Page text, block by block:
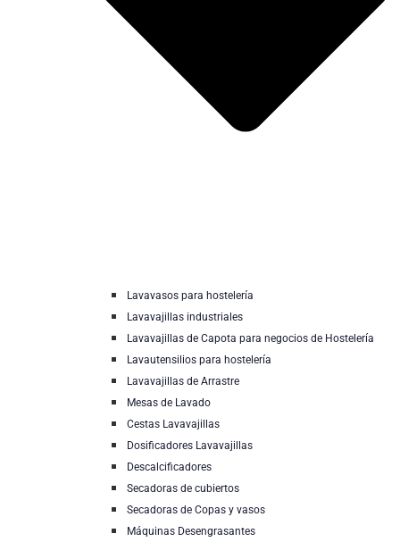
Lavavasos para hostelería
Lavavajillas industriales
Lavavajillas de Capota para negocios de Hostelería
Lavautensilios para hostelería
Lavavajillas de Arrastre
Mesas de Lavado
Cestas Lavavajillas
Dosificadores Lavavajillas
Descalcificadores
Secadoras de cubiertos
Secadoras de Copas y vasos
Máquinas Desengrasantes